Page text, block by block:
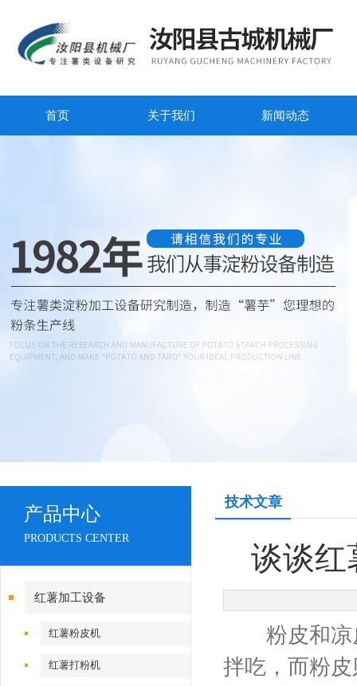
首页 关于我们 新闻动态
产品中心
PRODUCTS CENTER
红薯加工设备
红薯粉皮机
红薯打粉机
技术文章
谈谈红
粉皮和凉皮
拌吃，而粉